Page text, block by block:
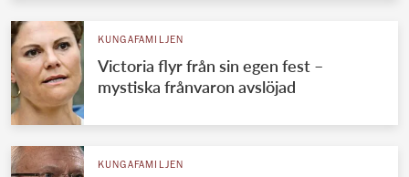
KUNGAFAMILJEN
Victoria flyr från sin egen fest –
mystiska frånvaron avslöjad
KUNGAFAMILJEN